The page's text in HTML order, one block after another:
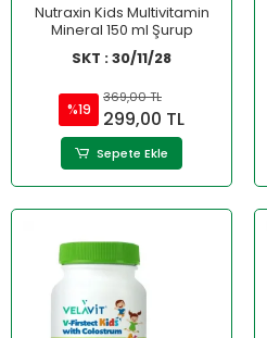
Nutraxin Kids Multivitamin
Mineral 150 ml Şurup
SKT : 30/11/28
%19
369,00 TL
299,00 TL
Sepete Ekle